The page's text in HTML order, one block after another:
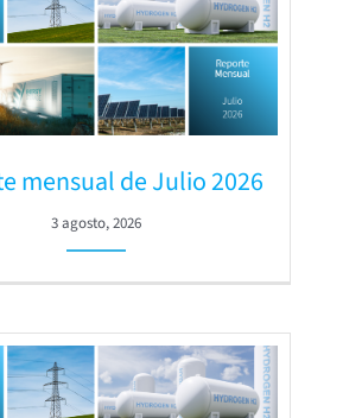
mensual de Julio 2026
3 agosto, 2026